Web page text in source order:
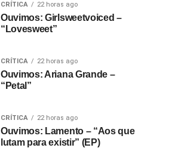
CRÍTICA 22 horas ago
Ouvimos: Girlsweetvoiced –
“Lovesweet”
CRÍTICA 22 horas ago
Ouvimos: Ariana Grande –
“Petal”
CRÍTICA 22 horas ago
Ouvimos: Lamento – “Aos que
lutam para existir” (EP)